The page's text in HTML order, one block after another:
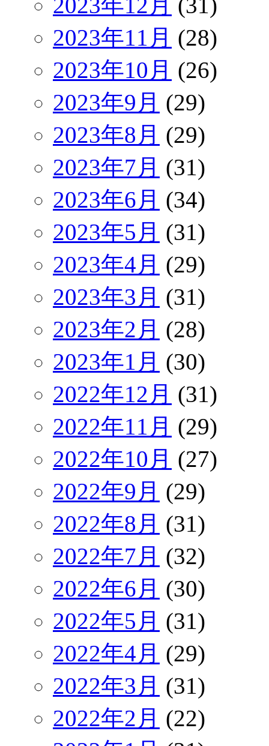
2023年11月 (28)
2023年10月 (26)
2023年9月 (29)
2023年8月 (29)
2023年7月 (31)
2023年6月 (34)
2023年5月 (31)
2023年4月 (29)
2023年3月 (31)
2023年2月 (28)
2023年1月 (30)
2022年12月 (31)
2022年11月 (29)
2022年10月 (27)
2022年9月 (29)
2022年8月 (31)
2022年7月 (32)
2022年6月 (30)
2022年5月 (31)
2022年4月 (29)
2022年3月 (31)
2022年2月 (22)